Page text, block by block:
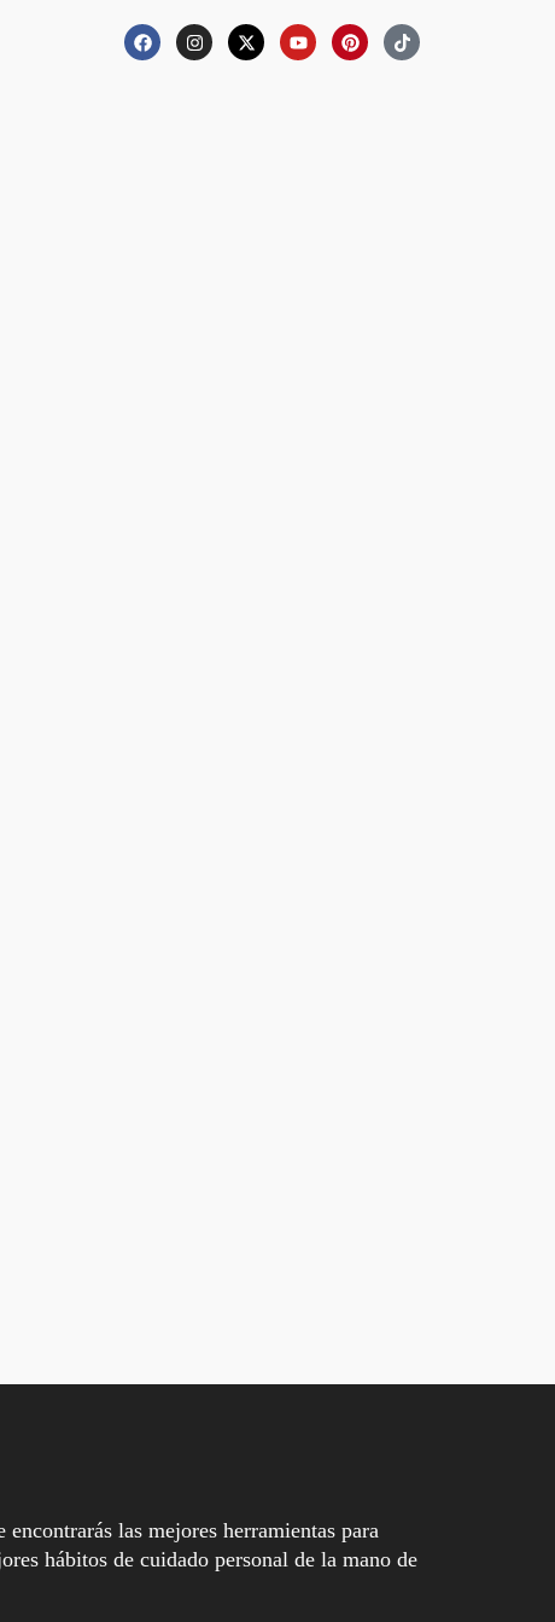
las mejores herramientas para
hábitos de cuidado personal de la mano de